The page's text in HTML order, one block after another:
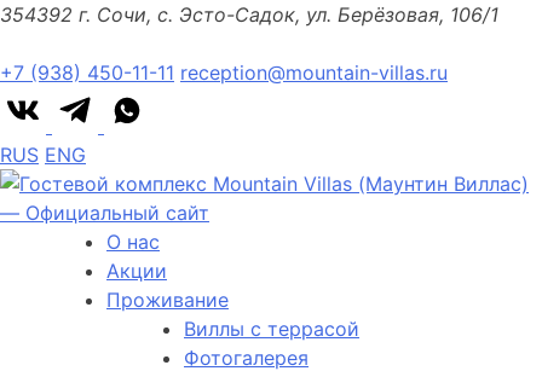
354392 г. Сочи, с. Эсто-Садок, ул. Берёзовая, 106/1
+7 (938) 450-11-11 reception@mountain-villas.ru
RUS ENG
О нас
Акции
Проживание
Виллы с террасой
Фотогалерея